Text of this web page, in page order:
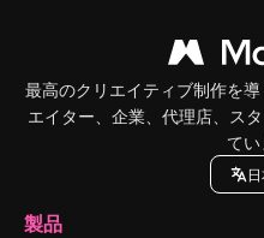
最高のクリエイティブ制作を
エイター、企業、代理店、ス
てい
製品